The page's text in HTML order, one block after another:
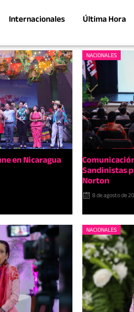
Internacionales Última Hora
en Nicaragua
NACIONALES
Sandinistas
Norton
8 de agosto de
NACIONALES